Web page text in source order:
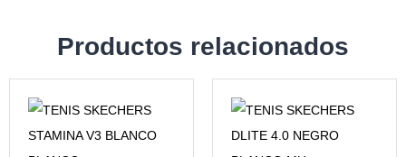
Productos relacionados